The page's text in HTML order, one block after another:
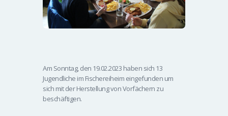
Am Sonntag, den 19.02.2023 haben sich 13
Jugendliche im Fischereiheim eingefunden um
sich mit der Herstellung von Vorfächern zu
beschäftigen.